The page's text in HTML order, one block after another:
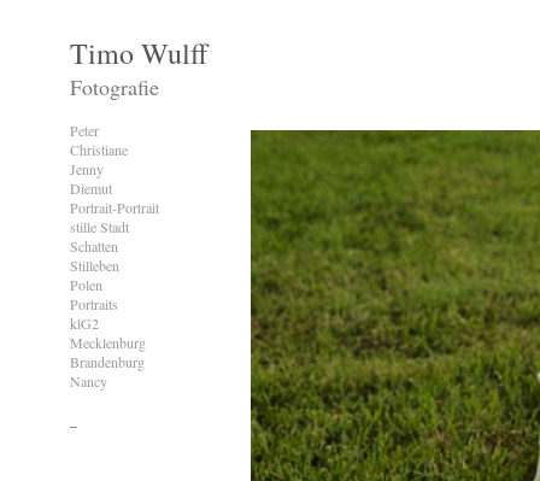
Timo Wulff
Fotografie
Peter
Christiane
Jenny
Diemut
Portrait-Portrait
stille Stadt
Schatten
Stilleben
Polen
Portraits
klG2
Mecklenburg
Brandenburg
Nancy
--